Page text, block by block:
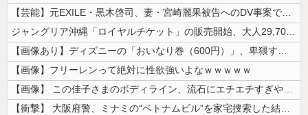
【芸能】元EXILE・黒木啓司、妻・宮崎麗果被告へのDV事案で逮捕され...
ジャングリア沖縄「ロイヤルチケット」の販売開始、大人29,700円にｗ...
【画像あり】ディズニーの「おいなり巻（600円）」、卑猥すぎて賛否両論...
【画像】フリーレンって絶対に性欲強いよなｗｗｗｗｗ
【画像】 この佳子さまのボディライン、流石にエチエチすぎやろ！
【衝撃】 大阪府警、ミナミの“ベトナムビル”を家宅捜索した結果・・・・...